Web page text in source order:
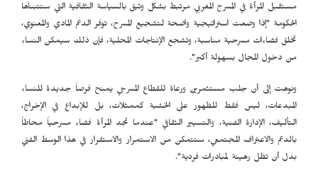
مستقبل المرأة في المسرح المغربي مرتبط بشكل وثيق بالسياسة الثقافية التي ستتبناها
الحكومة "إذا وضعت استراتيجية واضحة لتشجيع المسرح، توفر الدعم المادي والمعنوي،
تخلق فضاءات مسرحية مناسبة، وتشجع الإنتاجات المحلية، فإن ذلك سيمكن النساء
من دخول المجال بسهولة أكبر".
ونوهت إلى أن جلب مستثمرين ورعاة للقطاع المسرحي يمنح فرصاً جديدة للنساء
المبدعات، ليس فقط للظهور على الخشبة كممثلات، بل للإبداع في الإخراج،
التأليف، الإدارة الفنية، والتسيير الثقافي "عندما تجد المرأة فضاء مسرحياً محاطاً
بالدعم والاعتراف المجتمعي، ستتمكن من الاستمرار والاستقرار في هذا الوسط الفني
بدل أن تظل رهينة لمبادرات فردية".